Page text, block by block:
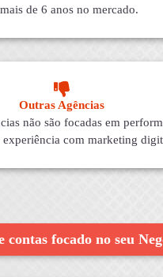
de 6 anos no mercado.
Outras Agências
não são focadas em
experiência com marketing
contas focado no seu